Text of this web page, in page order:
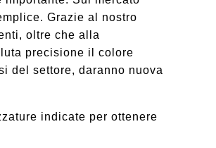
Grazie al nostro
oltre che alla
precisione il colore
del settore, daranno nuova
indicate per ottenere